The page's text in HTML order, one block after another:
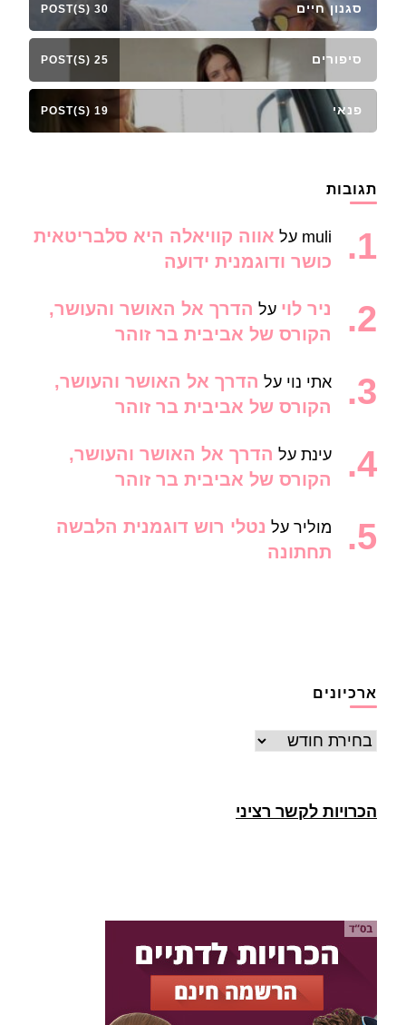
סגנון חיים 30 POST(S)
סיפורים 25 POST(S)
פנאי 19 POST(S)
תגובות
muli על אווה קוויאלה היא סלבריטאית
כושר ודוגמנית ידועה
ניר לוי על הדרך אל האושר והעושר,
הקורס של אביבית בר זוהר
אתי נוי על הדרך אל האושר והעושר,
הקורס של אביבית בר זוהר
עינת על הדרך אל האושר והעושר,
הקורס של אביבית בר זוהר
מוליר על נטלי רוש דוגמנית הלבשה
תחתונה
ארכיונים
ארכיונים
הכרויות לקשר רציני